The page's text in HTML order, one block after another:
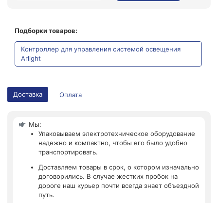
Подборки товаров:
Контроллер для управления системой освещения
Arlight
Доставка Оплата
Мы:
Упаковываем электротехническое оборудование
надежно и компактно, чтобы его было удобно
транспортировать.
Доставляем товары в срок, о котором изначально
договорились. В случае жестких пробок на
дороге наш курьер почти всегда знает объездной
путь.